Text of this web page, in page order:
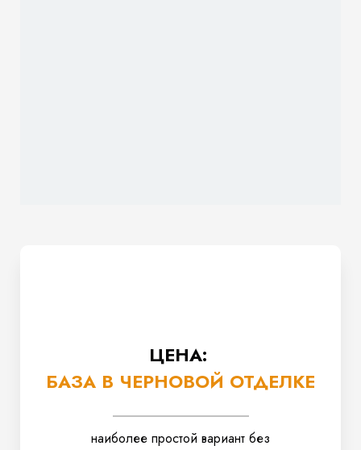
ЦЕНА:
БАЗА В ЧЕРНОВОЙ ОТДЕЛКЕ
наиболее простой вариант без